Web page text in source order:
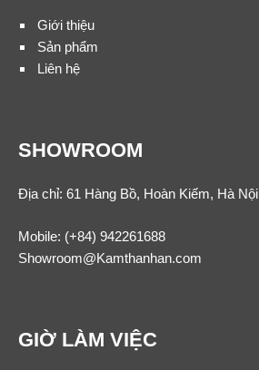
Giới thiệu
Sản phẩm
Liên hệ
SHOWROOM
Địa chỉ: 61 Hàng Bồ, Hoàn Kiếm, Hà Nội
Mobile: (+84) 942261688
Showroom@Kamthanhan.com
GIỜ LÀM VIỆC